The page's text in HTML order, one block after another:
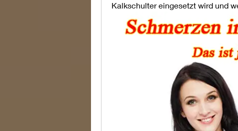
Kalkschulter eingesetzt wird und